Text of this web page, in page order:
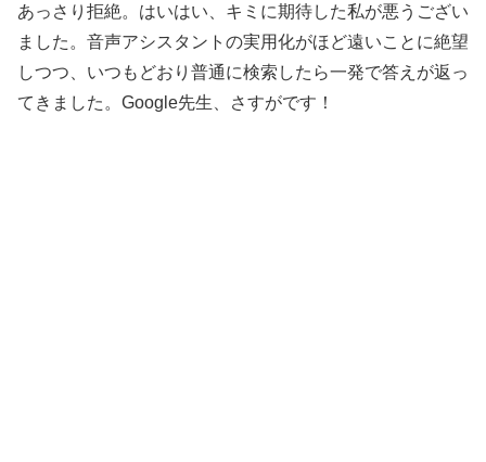
あっさり拒絶。はいはい、キミに期待した私が悪うござい
ました。音声アシスタントの実用化がほど遠いことに絶望
しつつ、いつもどおり普通に検索したら一発で答えが返っ
てきました。Google先生、さすがです！